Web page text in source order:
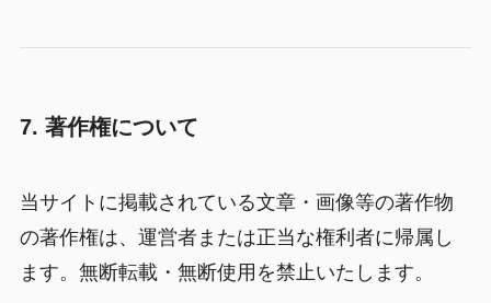
7. 著作権について
当サイトに掲載されている文章・画像等の著作物
の著作権は、運営者または正当な権利者に帰属し
ます。無断転載・無断使用を禁止いたします。